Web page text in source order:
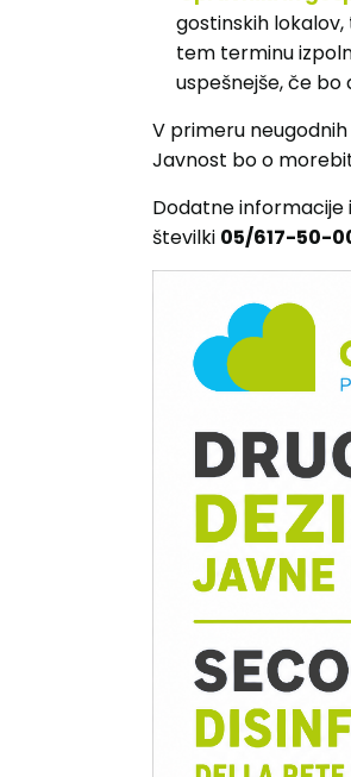
gostinskih
tem terminu
uspešnejše, če
V primeru
Javnost bo o
Dodatne informacije
številki 05/617-50-